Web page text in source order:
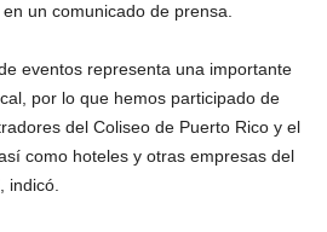
un comunicado de prensa.
eventos representa una importante
por lo que hemos participado de
del Coliseo de Puerto Rico y el
como hoteles y otras empresas del
indicó.